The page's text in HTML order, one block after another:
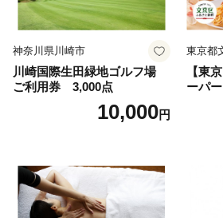
神奈川県川崎市
川崎国際生田緑地ゴルフ場
ご利用券 3,000点
10,000円
東京都
【東
ーパ
ラン
人1